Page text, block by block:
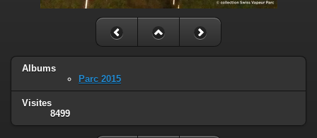
Albums
Parc 2015
Visites
8499